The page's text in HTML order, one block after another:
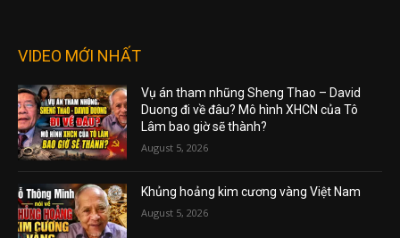
VIDEO MỚI NHẤT
Vụ án tham nhũng Sheng Thao – David
Duong đi về đâu? Mô hình XHCN của Tô
Lâm bao giờ sẽ thành?
August 5, 2026
Khủng hoảng kim cương vàng Việt Nam
August 5, 2026